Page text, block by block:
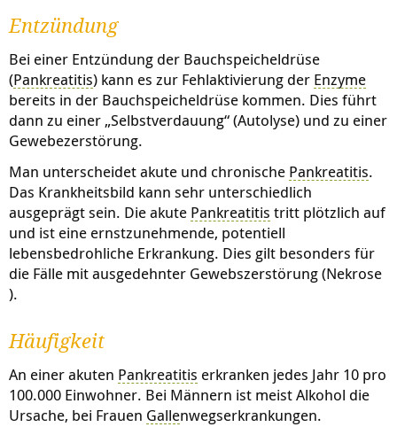
Entzündung
Bei einer Entzündung der Bauchspeicheldrüse
(Pankreatitis) kann es zur Fehlaktivierung der Enzyme
bereits in der Bauchspeicheldrüse kommen. Dies führt
dann zu einer „Selbstverdauung“ (Autolyse) und zu einer
Gewebezerstörung.
Man unterscheidet akute und chronische Pankreatitis.
Das Krankheitsbild kann sehr unterschiedlich
ausgeprägt sein. Die akute Pankreatitis tritt plötzlich auf
und ist eine ernstzunehmende, potentiell
lebensbedrohliche Erkrankung. Dies gilt besonders für
die Fälle mit ausgedehnter Gewebszerstörung (Nekrose
).
Häufigkeit
An einer akuten Pankreatitis erkranken jedes Jahr 10 pro
100.000 Einwohner. Bei Männern ist meist Alkohol die
Ursache, bei Frauen Gallenwegserkrankungen.